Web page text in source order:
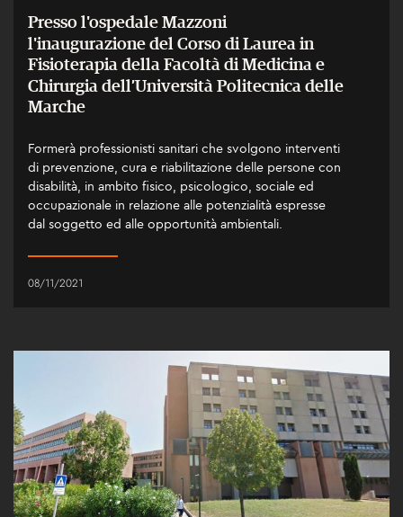
Presso l'ospedale Mazzoni
l'inaugurazione del Corso di Laurea in
Fisioterapia della Facoltà di Medicina e
Chirurgia dell’Università Politecnica delle
Marche
Formerà professionisti sanitari che svolgono interventi
di prevenzione, cura e riabilitazione delle persone con
disabilità, in ambito fisico, psicologico, sociale ed
occupazionale in relazione alle potenzialità espresse
dal soggetto ed alle opportunità ambientali.
08/11/2021